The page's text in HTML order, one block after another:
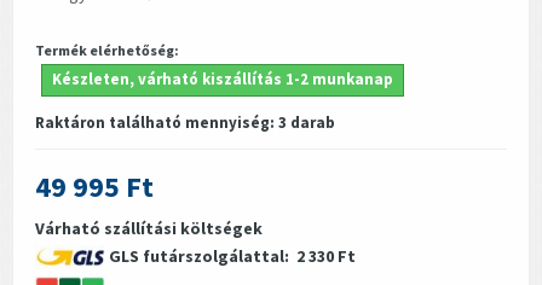
Termék elérhetőség:
Készleten, várható kiszállítás 1-2 munkanap
Raktáron található mennyiség: 3 darab
49 995 Ft
Várható szállítási költségek
GLS futárszolgálattal: 2 330 Ft